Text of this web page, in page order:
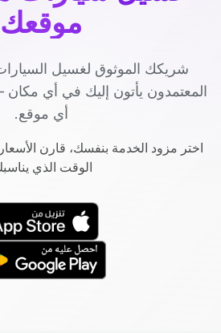
موقعك
شريكك الموثوق لغسيل
المعتمدون يأتون إليك في أي مكان
أي موقع.
اختر مزود الخدمة بنفسك، قارن
الوقت الذي